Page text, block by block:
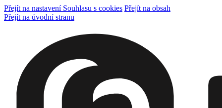
Přejít na nastavení Souhlasu s cookies Přejít na obsah
Přejít na úvodní stranu